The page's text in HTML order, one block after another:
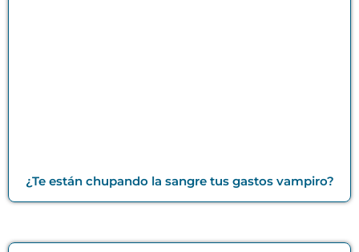
¿Te están chupando la sangre tus gastos vampiro?